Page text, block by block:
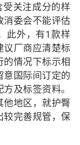
关注成分的样
消委会不能评估
此外，有1款样
议厂商应清楚标
的情况下标示相
意国际间订定的
及标签资料。
他地区，就护臀
较完善规管，保